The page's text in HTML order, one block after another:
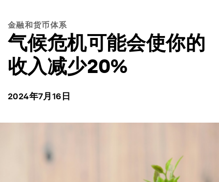
金融和货币体系
气候危机可能会使你的
收入减少20%
2024年7月16日